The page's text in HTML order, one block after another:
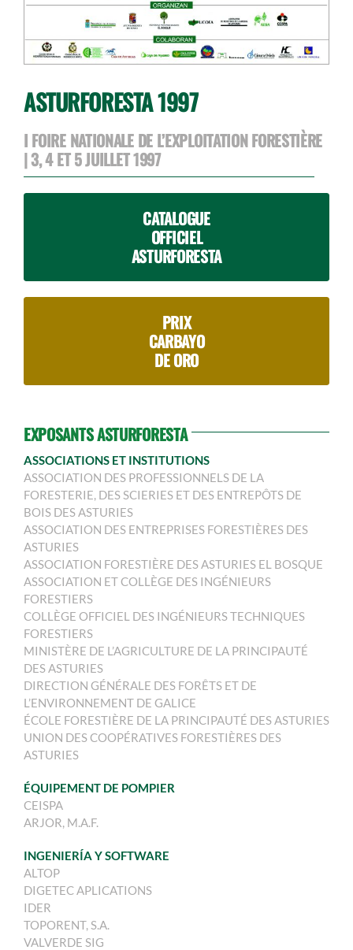
ASTURFORESTA 1997
I FOIRE NATIONALE DE L’EXPLOITATION FORESTIÈRE
| 3, 4 ET 5 JUILLET 1997
CATALOGUE
OFFICIEL
ASTURFORESTA
PRIX
CARBAYO
DE ORO
EXPOSANTS ASTURFORESTA
ASSOCIATIONS ET INSTITUTIONS
ASSOCIATION DES PROFESSIONNELS DE LA
FORESTERIE, DES SCIERIES ET DES ENTREPÔTS DE
BOIS DES ASTURIES
ASSOCIATION DES ENTREPRISES FORESTIÈRES DES
ASTURIES
ASSOCIATION FORESTIÈRE DES ASTURIES EL BOSQUE
ASSOCIATION ET COLLÈGE DES INGÉNIEURS
FORESTIERS
COLLÈGE OFFICIEL DES INGÉNIEURS TECHNIQUES
FORESTIERS
MINISTÈRE DE L’AGRICULTURE DE LA PRINCIPAUTÉ
DES ASTURIES
DIRECTION GÉNÉRALE DES FORÊTS ET DE
L’ENVIRONNEMENT DE GALICE
ÉCOLE FORESTIÈRE DE LA PRINCIPAUTÉ DES ASTURIES
UNION DES COOPÉRATIVES FORESTIÈRES DES
ASTURIES
ÉQUIPEMENT DE POMPIER
CEISPA
ARJOR, M.A.F.
INGENIERÍA Y SOFTWARE
ALTOP
DIGETEC APLICATIONS
IDER
TOPORENT, S.A.
VALVERDE SIG